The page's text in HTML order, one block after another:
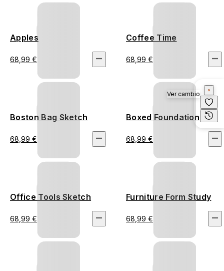
Apples
68,99 €
Coffee Time
68,99 €
Boston Bag Sketch
68,99 €
Boxed Foundation
68,99 €
Office Tools Sketch
68,99 €
Furniture Form Study
68,99 €
Ver cambio